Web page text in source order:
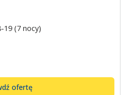
19 (7 nocy)
ofertę